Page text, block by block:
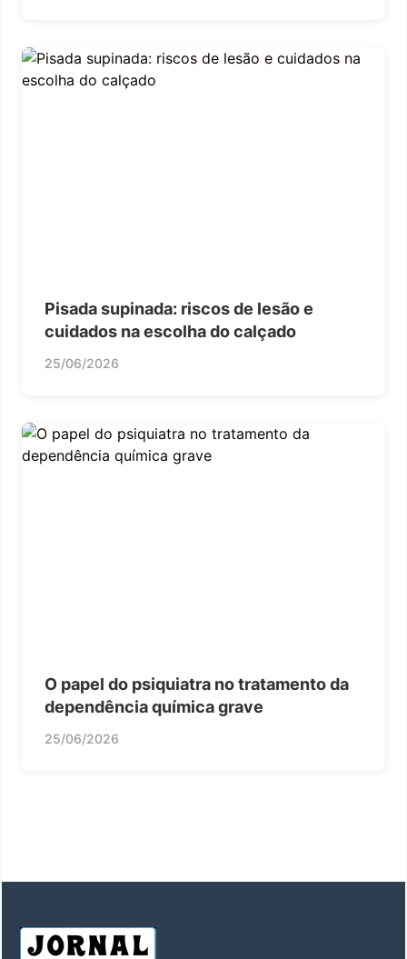
Pisada supinada: riscos de lesão e
cuidados na escolha do calçado
25/06/2026
O papel do psiquiatra no tratamento da
dependência química grave
25/06/2026